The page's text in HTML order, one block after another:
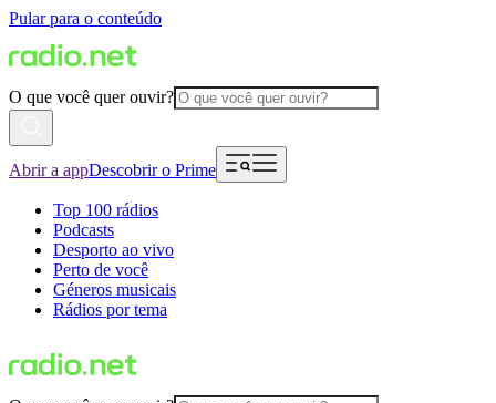
Pular para o conteúdo
O que você quer ouvir?
Abrir a appDescobrir o Prime
Top 100 rádios
Podcasts
Desporto ao vivo
Perto de você
Géneros musicais
Rádios por tema